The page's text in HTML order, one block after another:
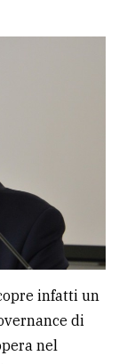
infatti un
di
nel